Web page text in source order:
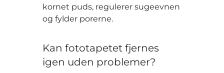
kornet puds, regulerer sugeevnen
og fylder porerne.
Kan fototapetet fjernes
igen uden problemer?